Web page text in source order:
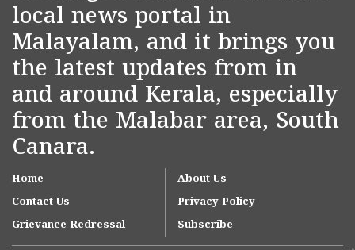
local news portal in
Malayalam, and it brings you
the latest updates from in
and around Kerala, especially
from the Malabar area, South
Canara.
Home
About Us
Contact Us
Privacy Policy
Grievance Redressal
Subscribe